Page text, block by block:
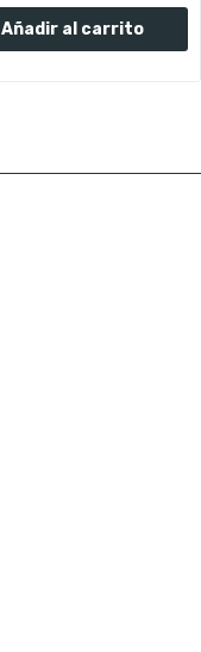
Añadir al carrito